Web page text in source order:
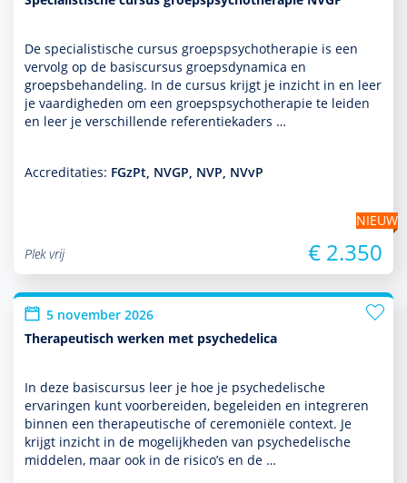
De specialis­tische cursus groepspsycho­thera­pie is een
vervolg op de basis­cursus groeps­dynamica en
groepsbehan­del­ing. In de cursus krijgt je inzicht in en leer
je vaar­dig­heden om een groepspsycho­thera­pie te leiden
en leer je ver­schil­lende referen­tie­kaders …
Accreditaties: FGzPt, NVGP, NVP, NVvP
NIEUW
Plek vrij
€ 2.350
5 november 2026
Therapeutisch werken met psychedelica
In deze basis­cursus leer je hoe je psychedelische
ervaringen kunt voorbereiden, bege­leiden en integreren
binnen een thera­peu­tische of ceremoniële context. Je
krijgt inzicht in de moge­lijk­heden van psychedelische
middelen, maar ook in de risico’s en de …